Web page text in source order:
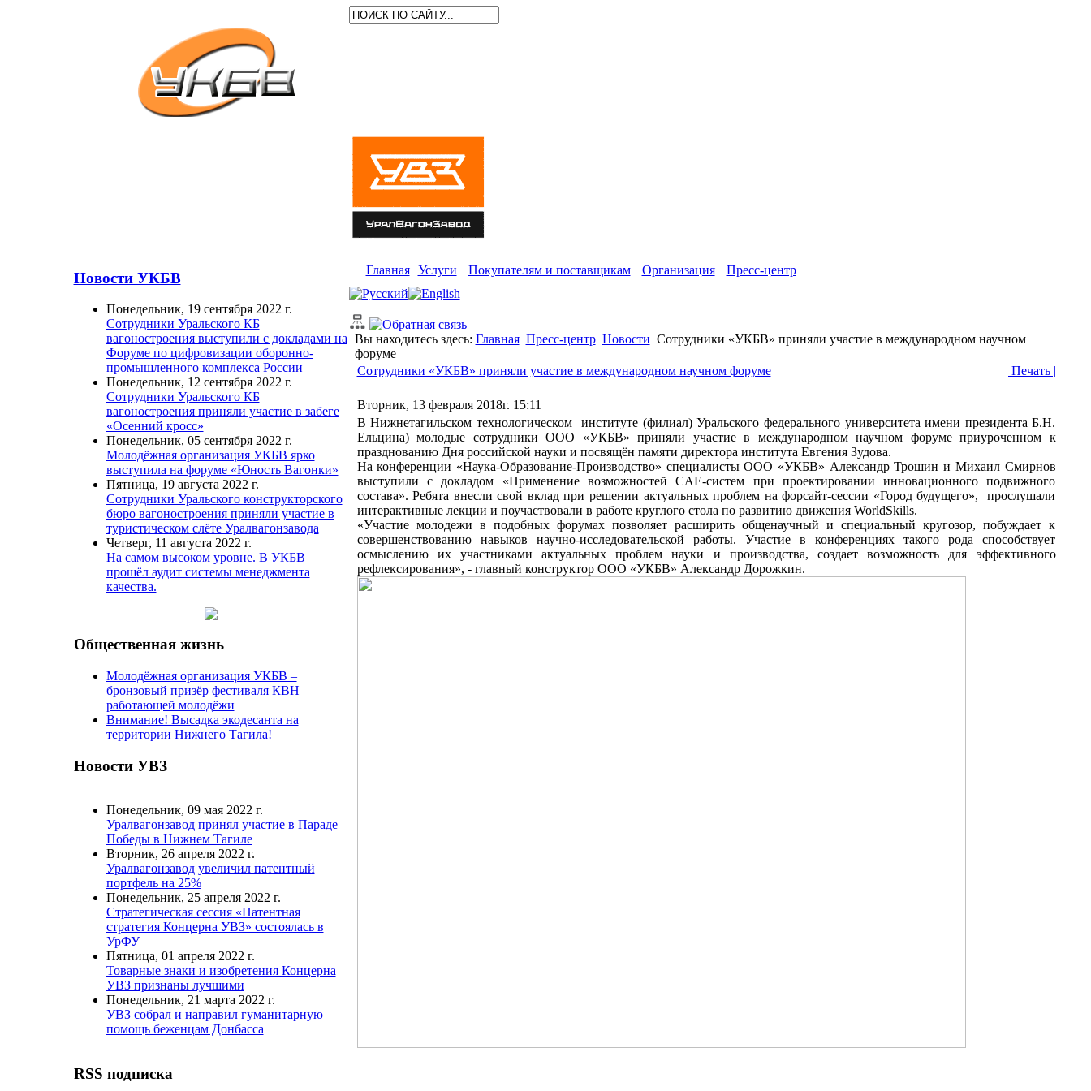
Новости УКБВ
Понедельник, 19 сентября 2022 г.
Сотрудники Уральского КБ
вагоностроения выступили с докладами на
Форуме по цифровизации оборонно-
промышленного комплекса России
Понедельник, 12 сентября 2022 г.
Сотрудники Уральского КБ
вагоностроения приняли участие в забеге
«Осенний кросс»
Понедельник, 05 сентября 2022 г.
Молодёжная организация УКБВ ярко
выступила на форуме «Юность Вагонки»
Пятница, 19 августа 2022 г.
Сотрудники Уральского конструкторского
бюро вагоностроения приняли участие в
туристическом слёте Уралвагонзавода
Четверг, 11 августа 2022 г.
На самом высоком уровне. В УКБВ
прошёл аудит системы менеджмента
качества.
Общественная жизнь
Молодёжная организация УКБВ –
бронзовый призёр фестиваля КВН
работающей молодёжи
Внимание! Высадка экодесанта на
территории Нижнего Тагила!
Новости УВЗ
Понедельник, 09 мая 2022 г.
Уралвагонзавод принял участие в Параде
Победы в Нижнем Тагиле
Вторник, 26 апреля 2022 г.
Уралвагонзавод увеличил патентный
портфель на 25%
Понедельник, 25 апреля 2022 г.
Стратегическая сессия «Патентная
стратегия Концерна УВЗ» состоялась в
УрФУ
Пятница, 01 апреля 2022 г.
Товарные знаки и изобретения Концерна
УВЗ признаны лучшими
Понедельник, 21 марта 2022 г.
УВЗ собрал и направил гуманитарную
помощь беженцам Донбасса
RSS подписка
Главная Услуги Покупателям и поставщикам Организация Пресс-центр
Вы находитесь здесь: Главная Пресс-центр Новости Сотрудники «УКБВ» приняли участие в международном научном
форуме
Сотрудники «УКБВ» приняли участие в международном научном форуме
| Печать |
Вторник, 13 февраля 2018г. 15:11
В Нижнетагильском технологическом институте (филиал) Уральского федерального университета имени президента Б.Н.
Ельцина) молодые сотрудники ООО «УКБВ» приняли участие в международном научном форуме приуроченном к
празднованию Дня российской науки и посвящён памяти директора института Евгения Зудова.
На конференции «Наука-Образование-Производство» специалисты ООО «УКБВ» Александр Трошин и Михаил Смирнов
выступили с докладом «Применение возможностей CAE-систем при проектировании инновационного подвижного
состава». Ребята внесли свой вклад при решении актуальных проблем на форсайт-сессии «Город будущего», прослушали
интерактивные лекции и поучаствовали в работе круглого стола по развитию движения WorldSkills.
«Участие молодежи в подобных форумах позволяет расширить общенаучный и специальный кругозор, побуждает к
совершенствованию навыков научно-исследовательской работы. Участие в конференциях такого рода способствует
осмыслению их участниками актуальных проблем науки и производства, создает возможность для эффективного
рефлексирования», - главный конструктор ООО «УКБВ» Александр Дорожкин.